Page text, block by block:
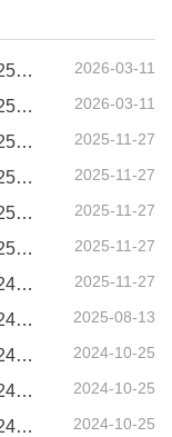
《音乐艺术》（上海音乐学院学报）2025年第6期 2026-03-11
《音乐艺术》（上海音乐学院学报）2025年第5期 2026-03-11
《音乐艺术》（上海音乐学院学报）2025年第4期 2025-11-27
《音乐艺术》（上海音乐学院学院）2025年第3期 2025-11-27
《音乐艺术》（上海音乐学院学报）2025年第2期 2025-11-27
《音乐艺术》（上海音乐学院学报）2025年第1期 2025-11-27
《音乐艺术》（上海音乐学院学报）2024年第6期 2025-11-27
《音乐艺术》（上海音乐学院学报）2024年第5期 2025-08-13
《音乐艺术》（上海音乐学院学报）2024年第4期 2024-10-25
《音乐艺术》（上海音乐学院学报）2024年第3期 2024-10-25
《音乐艺术》（上海音乐学院学报）2024年第2期 2024-10-25